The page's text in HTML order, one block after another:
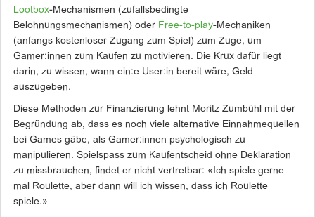
Lootbox-Mechanismen (zufallsbedingte
Belohnungsmechanismen) oder Free-to-play-Mechaniken
(anfangs kostenloser Zugang zum Spiel) zum Zuge, um
Gamer:innen zum Kaufen zu motivieren. Die Krux dafür liegt
darin, zu wissen, wann ein:e User:in bereit wäre, Geld
auszugeben.
Diese Methoden zur Finanzierung lehnt Moritz Zumbühl mit der
Begründung ab, dass es noch viele alternative Einnahmequellen
bei Games gäbe, als Gamer:innen psychologisch zu
manipulieren. Spielspass zum Kaufentscheid ohne Deklaration
zu missbrauchen, findet er nicht vertretbar: «Ich spiele gerne
mal Roulette, aber dann will ich wissen, dass ich Roulette
spiele.»